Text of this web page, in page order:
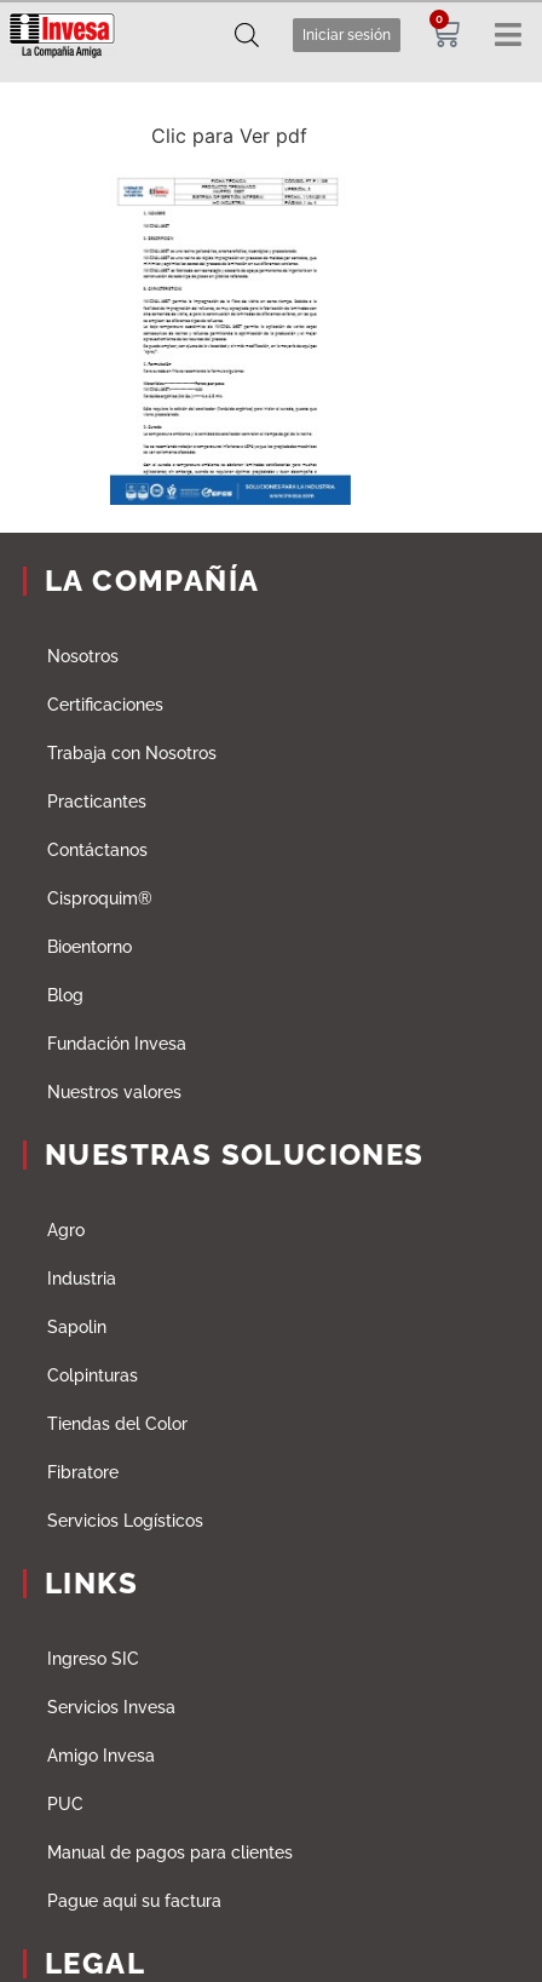
Iniciar sesión
0
Clic para Ver pdf
LA COMPAÑÍA
Nosotros
Certificaciones
Trabaja con Nosotros
Practicantes
Contáctanos
Cisproquim®
Bioentorno
Blog
Fundación Invesa
Nuestros valores
NUESTRAS SOLUCIONES
Agro
Industria
Sapolin
Colpinturas
Tiendas del Color
Fibratore
Servicios Logísticos
LINKS
Ingreso SIC
Servicios Invesa
Amigo Invesa
PUC
Manual de pagos para clientes
Pague aqui su factura
LEGAL